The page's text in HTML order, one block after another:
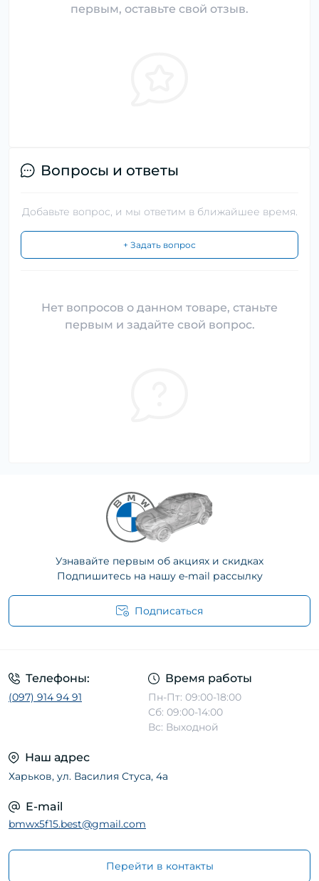
первым, оставьте свой отзыв.
Вопросы и ответы
Добавьте вопрос, и мы ответим в ближайшее время.
+ Задать вопрос
Нет вопросов о данном товаре, станьте
первым и задайте свой вопрос.
Узнавайте первым об акциях и скидках
Подпишитесь на нашу e-mail рассылку
Подписаться
Телефоны:
(097) 914 94 91
Время работы
Пн-Пт: 09:00-18:00
Сб: 09:00-14:00
Вс: Выходной
Наш адрес
Харьков, ул. Василия Стуса, 4а
E-mail
bmwx5f15.best@gmail.com
Перейти в контакты